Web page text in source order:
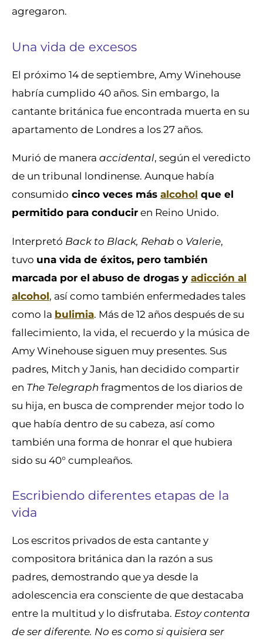
agregaron.
Una vida de excesos
El próximo 14 de septiembre, Amy Winehouse
habría cumplido 40 años. Sin embargo, la
cantante británica fue encontrada muerta en su
apartamento de Londres a los 27 años.
Murió de manera accidental, según el veredicto
de un tribunal londinense. Aunque había
consumido cinco veces más alcohol que el
permitido para conduciren Reino Unido.
Interpretó Back to Black, Rehab o Valerie,
tuvo una vida de éxitos, pero también
marcada por el abuso de drogas y adicción al
alcohol, así como también enfermedades tales
como la bulimia. Más de 12 años después de su
fallecimiento, la vida, el recuerdo y la música de
Amy Winehouse siguen muy presentes. Sus
padres, Mitch y Janis, han decidido compartir
en The Telegraph fragmentos de los diarios de
su hija, en busca de comprender mejor todo lo
que había dentro de su cabeza, así como
también una forma de honrar el que hubiera
sido su 40° cumpleaños.
Escribiendo diferentes etapas de la
vida
Los escritos privados de esta cantante y
compositora británica dan la razón a sus
padres, demostrando que ya desde la
adolescencia era consciente de que destacaba
entre la multitud y lo disfrutaba. Estoy contenta
de ser diferente. No es como si quisiera ser